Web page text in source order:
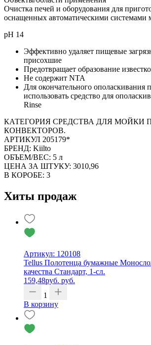
Очистка печей и оборудования для
оснащенных автоматическими системами
pH 14
Эффективно удаляет пищевые
присохшие
Предотвращает образование
Не содержит NTA
Для окончательного ополаскивания
использовать средство для
Rinse
КАТЕГОРИЯ СРЕДСТВА ДЛЯ МОЙКИ
КОНВЕКТОРОВ.
АРТИКУЛ 205179*
БРЕНД: Kiilto
ОБЪЕМ/ВЕС: 5 л
ЦЕНА ЗА ШТУКУ: 3010,96
В КОРОБЕ: 3
Хиты продаж
Артикул: 120108
Tellus Полотенца бумажные
качества Стандарт, 1-сл.
159,48руб. руб.
1
В корзину